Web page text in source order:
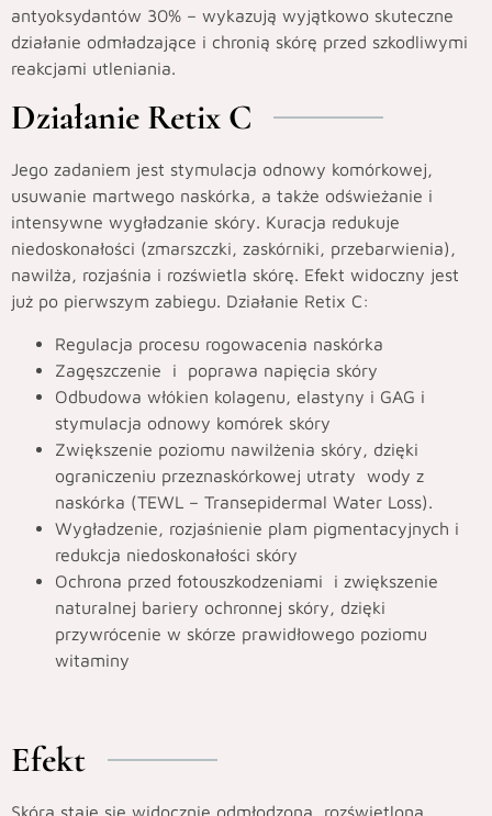
antyoksydantów 30% – wykazują wyjątkowo skuteczne
działanie odmładzające i chronią skórę przed szkodliwymi
reakcjami utleniania.
Działanie Retix C
Jego zadaniem jest stymulacja odnowy komórkowej,
usuwanie martwego naskórka, a także odświeżanie i
intensywne wygładzanie skóry. Kuracja redukuje
niedoskonałości (zmarszczki, zaskórniki, przebarwienia),
nawilża, rozjaśnia i rozświetla skórę. Efekt widoczny jest
już po pierwszym zabiegu. Działanie Retix C:
Regulacja procesu rogowacenia naskórka
Zagęszczenie i poprawa napięcia skóry
Odbudowa włókien kolagenu, elastyny i GAG i
stymulacja odnowy komórek skóry
Zwiększenie poziomu nawilżenia skóry, dzięki
ograniczeniu przeznaskórkowej utraty wody z
naskórka (TEWL – Transepidermal Water Loss).
Wygładzenie, rozjaśnienie plam pigmentacyjnych i
redukcja niedoskonałości skóry
Ochrona przed fotouszkodzeniami i zwiększenie
naturalnej bariery ochronnej skóry, dzięki
przywrócenie w skórze prawidłowego poziomu
witaminy
Efekt
Skóra staje się widocznie odmłodzona, rozświetlona,